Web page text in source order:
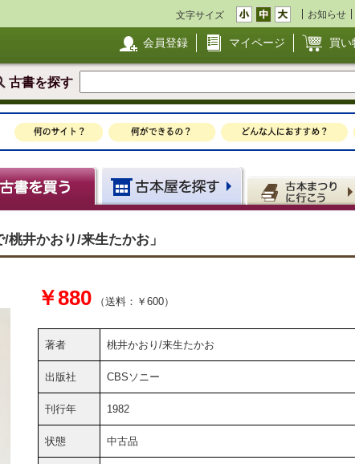
文字サイズ お知らせ
会員登録 マイページ 買い
古書を探す
井かおり/来生たかお」
￥880 （送料：￥600）
著者 桃井かおり/来生たかお
出版社 CBSソニー
刊行年 1982
状態 中古品